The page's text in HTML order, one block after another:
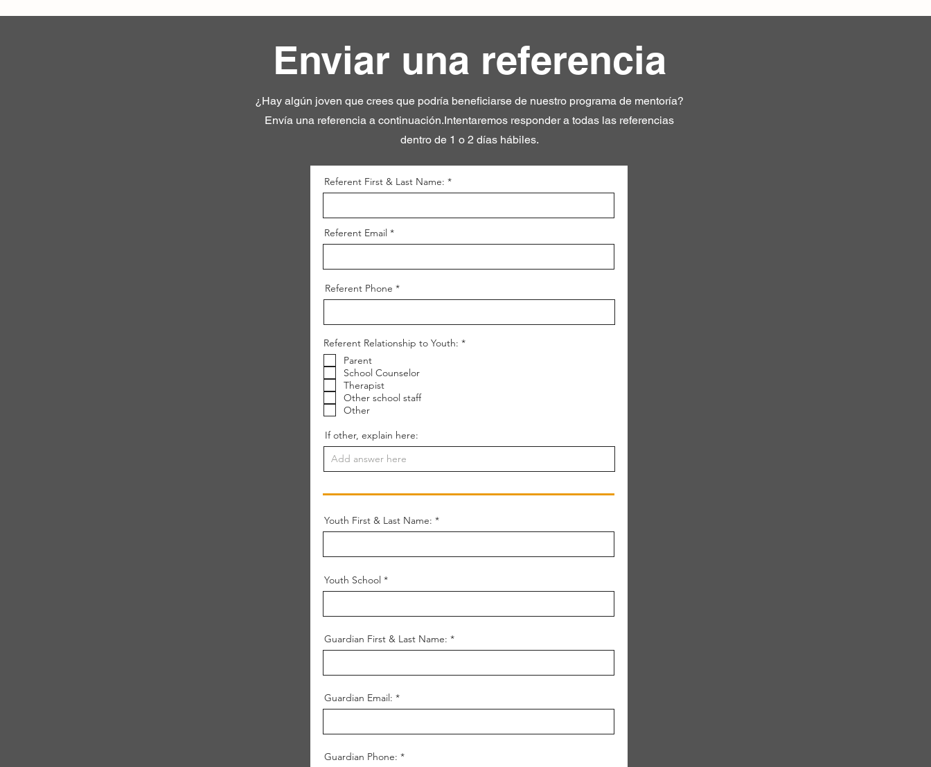
Enviar una referencia
¿Hay algún joven que crees que podría beneficiarse de nuestro programa de mentoría?
Envía una referencia a continuación.Intentaremos responder a todas las referencias
dentro de 1 o 2 días hábiles.
Referent First & Last Name:
Referent Email
Referent Phone
Referent Relationship to Youth: *O
Parent
School Counselor
Therapist
Other school staff
Other
If other, explain here:
Youth First & Last Name:
Youth School
Guardian First & Last Name:
Guardian Email:
Guardian Phone: